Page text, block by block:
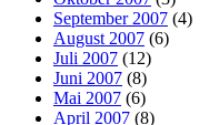
September 2007 (4)
August 2007 (6)
Juli 2007 (12)
Juni 2007 (8)
Mai 2007 (6)
April 2007 (8)